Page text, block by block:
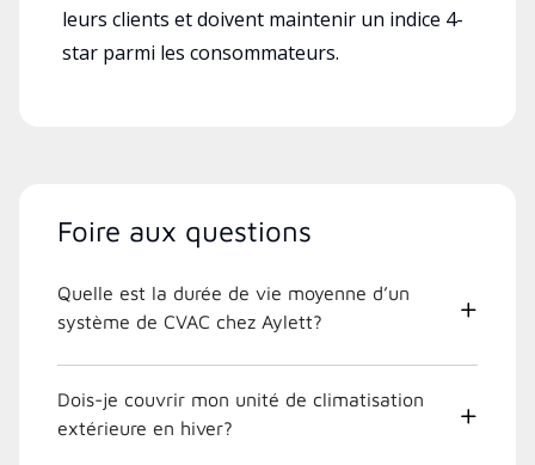
leurs clients et doivent maintenir un indice 4-
star parmi les consommateurs.
Foire aux questions
Quelle est la durée de vie moyenne d’un
système de CVAC chez Aylett?
Dois-je couvrir mon unité de climatisation
extérieure en hiver?